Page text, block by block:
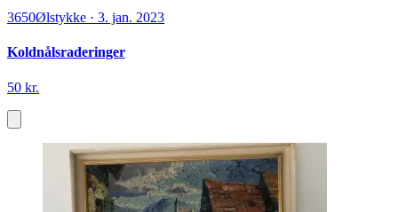
3650Ølstykke · 3. jan. 2023
Koldnålsraderinger
50 kr.